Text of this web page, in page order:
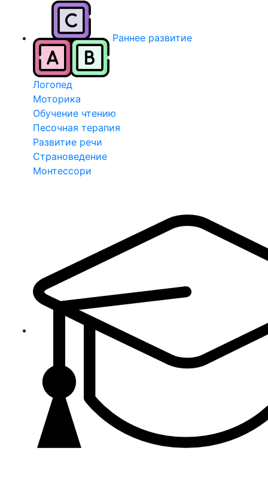
Раннее развитие
Логопед
Моторика
Обучение чтению
Песочная терапия
Развитие речи
Страноведение
Монтессори